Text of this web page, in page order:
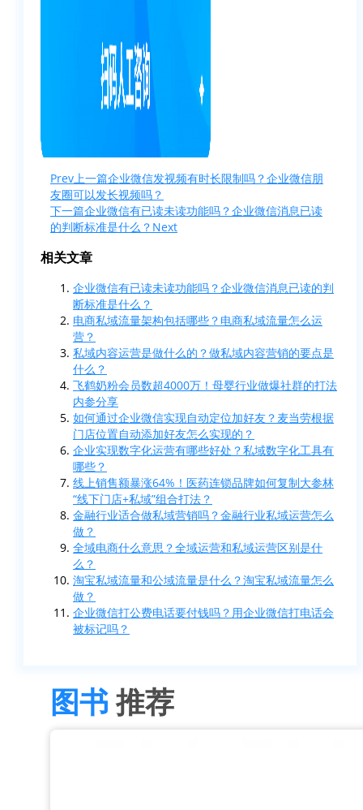
Prev上一篇企业微信发视频有时长限制吗？企业微信朋
友圈可以发长视频吗？
下一篇企业微信有已读未读功能吗？企业微信消息已读
的判断标准是什么？ Next
相关文章
企业微信有已读未读功能吗？企业微信消息已读的判
断标准是什么？
电商私域流量架构包括哪些？电商私域流量怎么运
营？
私域内容运营是做什么的？做私域内容营销的要点是
什么？
飞鹤奶粉会员数超4000万！母婴行业做爆社群的打法
内参分享
如何通过企业微信实现自动定位加好友？麦当劳根据
门店位置自动添加好友怎么实现的？
企业实现数字化运营有哪些好处？私域数字化工具有
哪些？
线上销售额暴涨64%！医药连锁品牌如何复制大参林
“线下门店+私域”组合打法？
金融行业适合做私域营销吗？金融行业私域运营怎么
做？
全域电商什么意思？全域运营和私域运营区别是什
么？
淘宝私域流量和公域流量是什么？淘宝私域流量怎么
做？
企业微信打公费电话要付钱吗？用企业微信打电话会
被标记吗？
图书推荐